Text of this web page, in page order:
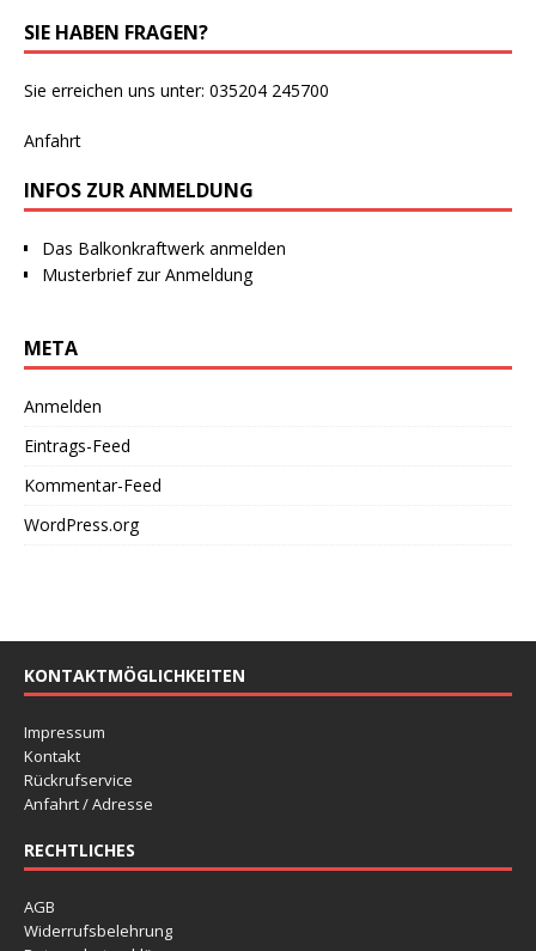
SIE HABEN FRAGEN?
Sie erreichen uns unter: 035204 245700
Anfahrt
INFOS ZUR ANMELDUNG
Das Balkonkraftwerk anmelden
Musterbrief zur Anmeldung
META
Anmelden
Eintrags-Feed
Kommentar-Feed
WordPress.org
KONTAKTMÖGLICHKEITEN
Impressum
Kontakt
Rückrufservice
Anfahrt / Adresse
RECHTLICHES
AGB
Widerrufsbelehrung